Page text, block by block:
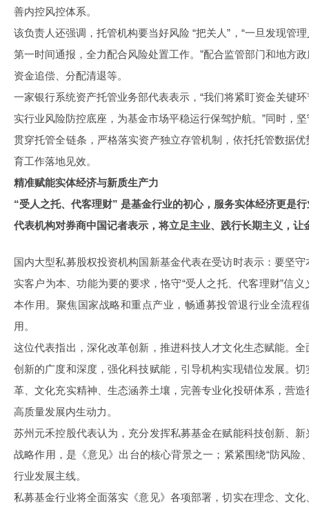
善内控风控体系。
该负责人还强调，托管机构要当好风险 “把关人”，“一旦发现管
第一时间通报，全力配合风险处置工作。”配合监管部门和地方
资金追偿、分配清退等。
一家银行系统资产托管业务部代表表示，“我们将紧盯资金关键
实行业风险防控底座，为基金市场平稳运行保驾护航。”同时，
贯穿托管全链条，严格落实资产独立存管机制，依托托管数据
育工作落地见效。
精准赋能实体经济与新质生产力
“受人之托、代客理财” 是基金行业的初心，服务实体经济更是
代表机构对券商中国记者表示，将立足主业、践行长期主义，让
国内大型私募股权投资机构国新基金代表在受访时表示：要坚
实客户为本、功能为要的要求，恪守“受人之托、代客理财”信
本作用。聚焦国家战略和重点产业，畅通募投管退行业全流程
用。
这位代表指出，深化改革创新，推进科技人才文化生态赋能。
创新的广度和深度，强化科技赋能，引导机构实现错位发展。
革、文化充实精神、生态涵养土壤，完善专业化投研体系，营
高质量发展内生动力。
苏州元禾控股代表认为，充分发挥私募基金在赋能科技创新、
战略作用，是《意见》出台的核心背景之一；紧紧围绕“防风险
行业发展主线。
私募基金行业将全面落实《意见》各项部署，切实在理念、文